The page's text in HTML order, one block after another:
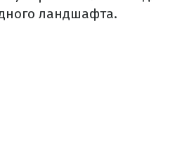
ландшафта.